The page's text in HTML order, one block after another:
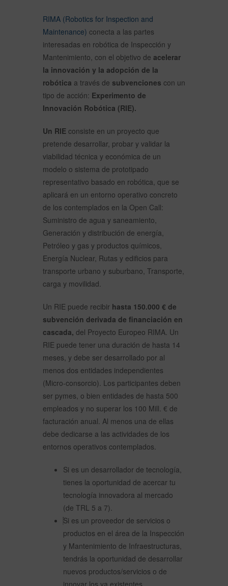
RIMA (Robotics for Inspection and
Maintenance) conecta a las partes
interesadas en robótica de Inspección y
Mantenimiento, con el objetivo de acelerar
la innovación y la adopción de la
robótica a través de subvenciones con un
tipo de acción: Experimento de
Innovación Robótica (RIE).
Un RIE consiste en un proyecto que
pretende desarrollar, probar y validar la
viabilidad técnica y económica de un
modelo o sistema de prototipado
representativo basado en robótica, que se
aplicará en un entorno operativo concreto
de los contemplados en la Open Call:
Suministro de agua y saneamiento,
Generación y distribución de energía,
Petróleo y gas y productos químicos,
Energía Nuclear, Rutas y edificios para
transporte urbano y suburbano, Transporte,
carga y movilidad.
Un RIE puede recibir hasta 150.000 € de
subvención derivada de financiación en
cascada, del Proyecto Europeo RIMA. Un
RIE puede tener una duración de hasta 14
meses, y debe ser desarrollado por al
menos dos entidades independientes
(Micro-consorcio). Los participantes deben
ser pymes, o bien entidades de hasta 500
empleados y no superar los 100 Mill. € de
facturación anual. Al menos una de ellas
debe dedicarse a las actividades de los
entornos operativos contemplados.
Si es un desarrollador de tecnología,
tienes la oportunidad de acercar tu
tecnología innovadora al mercado
(de TRL 5 a 7).
Si es un proveedor de servicios o
productos en el área de la Inspección
y Mantenimiento de Infraestructuras,
tendrás la oportunidad de desarrollar
nuevos productos/servicios o de
innovar los ya existentes.